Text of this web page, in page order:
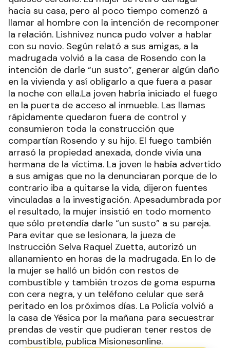
hacia su casa, pero al poco tiempo comenzó a
llamar al hombre con la intención de recomponer
la relación. Lishnivez nunca pudo volver a hablar
con su novio. Según relató a sus amigas, a la
madrugada volvió a la casa de Rosendo con la
intención de darle “un susto”, generar algún daño
en la vivienda y así obligarlo a que fuera a pasar
la noche con ella.La joven habría iniciado el fuego
en la puerta de acceso al inmueble. Las llamas
rápidamente quedaron fuera de control y
consumieron toda la construcción que
compartían Rosendo y su hijo. El fuego también
arrasó la propiedad anexada, donde vivía una
hermana de la víctima. La joven le había advertido
a sus amigas que no la denunciaran porque de lo
contrario iba a quitarse la vida, dijeron fuentes
vinculadas a la investigación. Apesadumbrada por
el resultado, la mujer insistió en todo momento
que sólo pretendía darle “un susto” a su pareja.
Para evitar que se lesionara, la jueza de
Instrucción Selva Raquel Zuetta, autorizó un
allanamiento en horas de la madrugada. En lo de
la mujer se halló un bidón con restos de
combustible y también trozos de goma espuma
con cera negra, y un teléfono celular que será
peritado en los próximos días. La Policía volvió a
la casa de Yésica por la mañana para secuestrar
prendas de vestir que pudieran tener restos de
combustible, publica Misionesonline.